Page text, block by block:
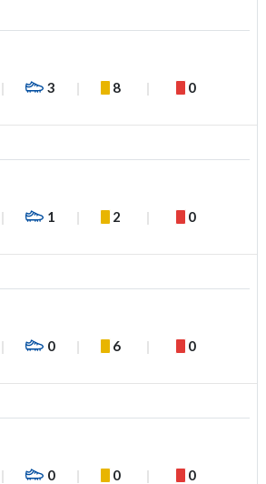
3 8 0
1 2 0
0 6 0
0 0 0